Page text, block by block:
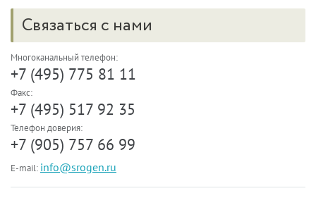
Связаться с нами
Многоканальный телефон:
+7 (495) 775 81 11
Факс:
+7 (495) 517 92 35
Телефон доверия:
+7 (905) 757 66 99
E-mail: info@srogen.ru